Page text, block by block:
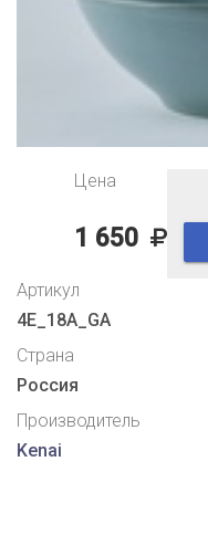
Цена
1 650
Артикул
4Е_18A_GA
Страна
Россия
Производитель
Kenai